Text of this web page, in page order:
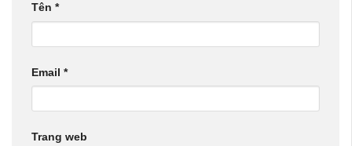
Tên *
Email *
Trang web